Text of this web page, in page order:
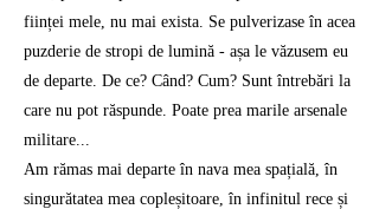
ființei mele, nu mai exista. Se pulverizase în acea
puzderie de stropi de lumină - așa le văzusem eu
de departe. De ce? Când? Cum? Sunt întrebări la
care nu pot răspunde. Poate prea marile arsenale
militare...
Am rămas mai departe în nava mea spațială, în
singurătatea mea copleșitoare, în infinitul rece și